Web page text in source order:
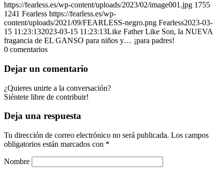
https://fearless.es/wp-content/uploads/2023/02/image001.jpg 1755
1241 Fearless https://fearless.es/wp-
content/uploads/2021/09/FEARLESS-negro.png Fearless2023-03-
15 11:23:132023-03-15 11:23:13Like Father Like Son, la NUEVA
fragancia de EL GANSO para niños y… ¡para padres!
0 comentarios
Dejar un comentario
¿Quieres unirte a la conversación?
Siéntete libre de contribuir!
Deja una respuesta
Tu dirección de correo electrónico no será publicada. Los campos
obligatorios están marcados con *
Nombre